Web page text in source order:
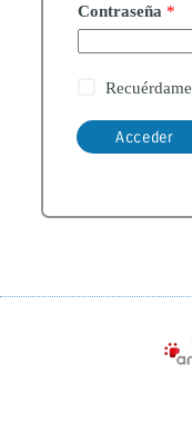
Contraseña *
Recuérdame
Acceder